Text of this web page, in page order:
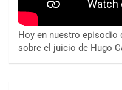
Hoy en nuestro
sobre el juicio de Hugo